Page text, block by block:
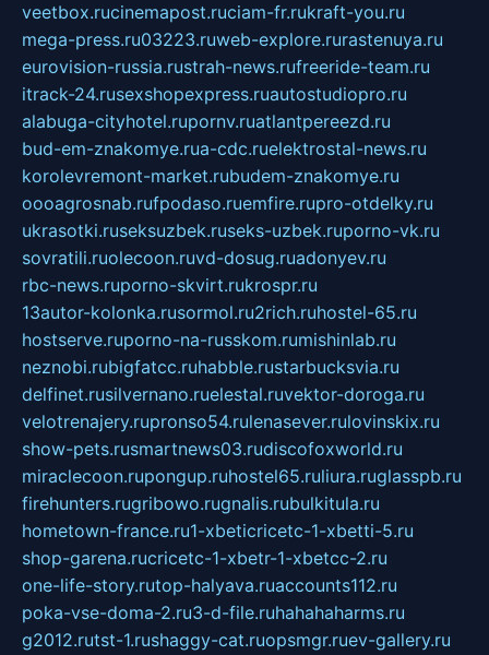
veetbox.rucinemapost.ruciam-fr.rukraft-you.ru
mega-press.ru03223.ruweb-explore.rurastenuya.ru
eurovision-russia.rustrah-news.rufreeride-team.ru
itrack-24.rusexshopexpress.ruautostudiopro.ru
alabuga-cityhotel.rupornv.ruatlantpereezd.ru
bud-em-znakomye.rua-cdc.ruelektrostal-news.ru
korolevremont-market.rubudem-znakomye.ru
oooagrosnab.rufpodaso.ruemfire.rupro-otdelky.ru
ukrasotki.ruseksuzbek.ruseks-uzbek.ruporno-vk.ru
sovratili.ruolecoon.ruvd-dosug.ruadonyev.ru
rbc-news.ruporno-skvirt.rukrospr.ru
13autor-kolonka.rusormol.ru2rich.ruhostel-65.ru
hostserve.ruporno-na-russkom.rumishinlab.ru
neznobi.rubigfatcc.ruhabble.rustarbucksvia.ru
delfinet.rusilvernano.ruelestal.ruvektor-doroga.ru
velotrenajery.rupronso54.rulenasever.rulovinskix.ru
show-pets.rusmartnews03.rudiscofoxworld.ru
miraclecoon.rupongup.ruhostel65.ruliura.ruglasspb.ru
firehunters.rugribowo.rugnalis.rubulkitula.ru
hometown-france.ru1-xbeticricetc-1-xbetti-5.ru
shop-garena.rucricetc-1-xbetr-1-xbetcc-2.ru
one-life-story.rutop-halyava.ruaccounts112.ru
poka-vse-doma-2.ru3-d-file.ruhahahaharms.ru
g2012.rutst-1.rushaggy-cat.ruopsmgr.ruev-gallery.ru